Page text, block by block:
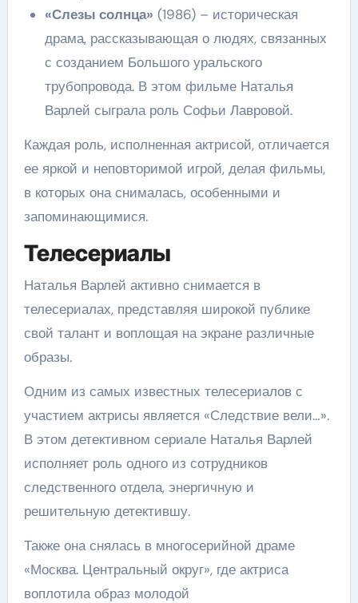
«Слезы солнца» (1986) – историческая
драма, рассказывающая о людях, связанных
с созданием Большого уральского
трубопровода. В этом фильме Наталья
Варлей сыграла роль Софьи Лавровой.
Каждая роль, исполненная актрисой, отличается
ее яркой и неповторимой игрой, делая фильмы,
в которых она снималась, особенными и
запоминающимися.
Телесериалы
Наталья Варлей активно снимается в
телесериалах, представляя широкой публике
свой талант и воплощая на экране различные
образы.
Одним из самых известных телесериалов с
участием актрисы является «Следствие вели…».
В этом детективном сериале Наталья Варлей
исполняет роль одного из сотрудников
следственного отдела, энергичную и
решительную детектившу.
Также она снялась в многосерийной драме
«Москва. Центральный округ», где актриса
воплотила образ молодой